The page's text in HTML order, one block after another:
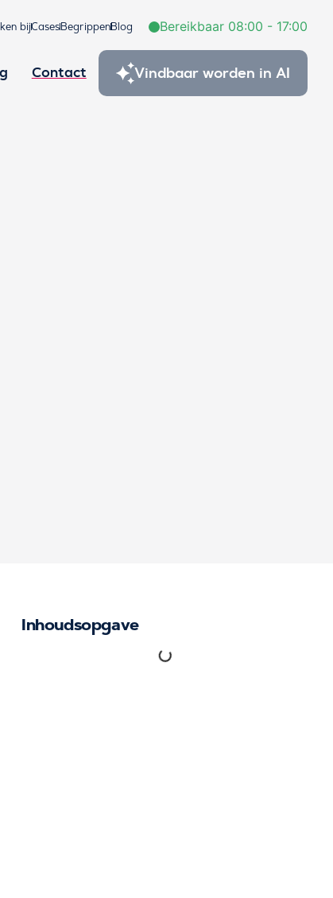
bijCasesBegrippenBlog Bereikbaar 08:00 - 17:00
Contact Vindbaar worden in AI
Inhoudsopgave